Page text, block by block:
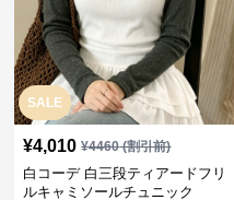
SALE
¥4,010 ¥4460(割引前)
白コーデ 白三段ティアードフリ
ルキャミソールチュニック